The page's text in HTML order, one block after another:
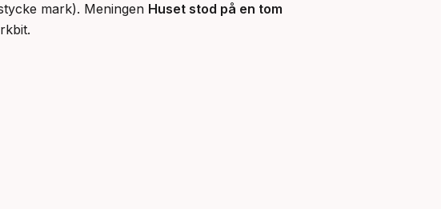
mark). Meningen Huset stod på en tom